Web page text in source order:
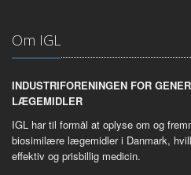
Om IGL
INDUSTRIFORENINGEN FOR
LÆGEMIDLER
IGL har til formål at oplyse om og
biosimilære lægemidler i Danmark,
effektiv og prisbillig medicin.